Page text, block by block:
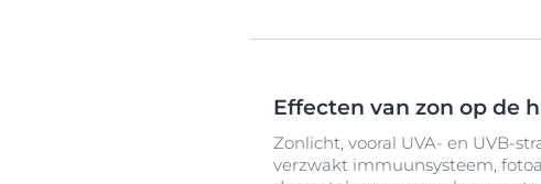
Effecten van zon op de
Zonlicht, vooral UVA- en UVB-
verzwakt immuunsysteem,